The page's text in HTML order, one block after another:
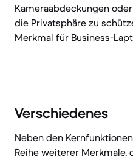
Kameraabdeckungen
die Privatsphäre zu
Merkmal für Business-
Verschiedenes
Neben den
Reihe weiterer